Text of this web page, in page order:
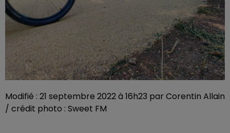
Modifié : 21 septembre 2022 à 16h23 par Corentin Allain
/ crédit photo : Sweet FM